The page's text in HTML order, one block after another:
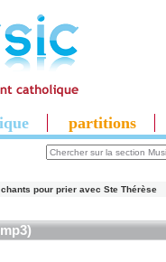
partitions
pour prier avec Ste Thérèse